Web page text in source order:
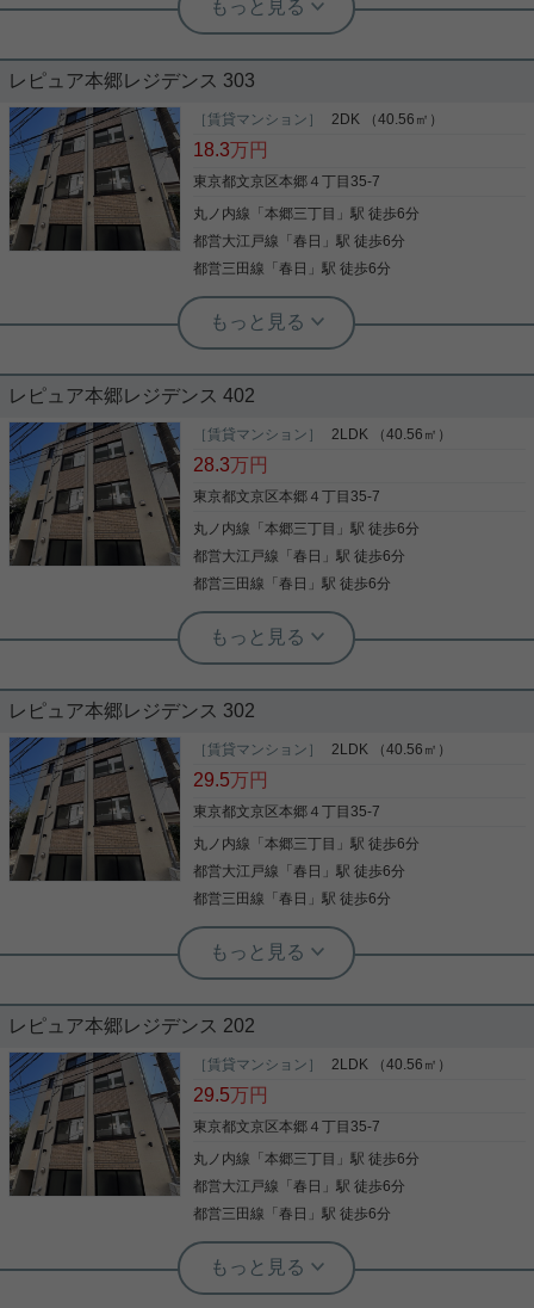
ます。
洗髪洗面化粧台 宅配ボックス 礼金不要
れているので、衣類や日用品の収納に重宝します。
共用部には宅配ボックスを設置しているため、家で
何時間も待機する必要がなくなります。室内設備は
浴室乾燥機・洗面化粧台など充実した設備を備え付
インターホンなどを備え付けているので安心して暮
らせます。こちらの物件でペットの飼育をご希望の
際は、事前にご相談ください。明るい照明付きのお
部屋だと、快適に暮らすことができます。文京区エ
リアでの新生活をご検討の方に、素敵な暮らしを当
社のスタッフが全力でサポートいたします。丸ノ内
線本郷三丁目付近の情報も満載です。
写真(9)
詳細を見る
レピュア本郷レジデンス 303
［賃貸マンション］ 2DK （40.56㎡）
18.3万円
東京都文京区本郷４丁目35-7
丸ノ内線 「本郷三丁目 」駅 徒歩6分
都営大江戸線 「春日 」駅 徒歩6分
都営三田線 「春日 」駅 徒歩6分
実用春日ホーム 西片店 ルームアドバイザー
洗髪洗面化粧台 宅配ボックス 礼金不要
などが揃っているので、快適に過ごしやすいお部屋
になります。2駅利用可能でアクセスの良いマンシ
ョンです。汚れを落としやすい、フローリング張り
のマンションです。賃料17.3万円の物件です。使い
で、快適に暮らしませんか？数多くの物件の中で
も、快適に過ごせる物件をご紹介しております。ご
要望や不明な点がございましたら、お気軽にご連絡
ください。
写真(9)
詳細を見る
レピュア本郷レジデンス 402
［賃貸マンション］ 2LDK （40.56㎡）
28.3万円
東京都文京区本郷４丁目35-7
丸ノ内線 「本郷三丁目 」駅 徒歩6分
都営大江戸線 「春日 」駅 徒歩6分
都営三田線 「春日 」駅 徒歩6分
実用春日ホーム 西片店 ルームアドバイザー
駅徒歩10分以内 3沿線以上利用可 洗髪
コンビニがあるのもポイント。室内設備はシステム
キッチン・照明付き・エアコンなど充実した設備を
備え付けています。リーズナブルな価格で敷金不要
という魅力的なマンションです。こちらは現在空家
家族での生活にもぴったりな2LDKで落ち着いた生
活。当社スタッフの豊富な経験から、住まい探しに
関するお問い合わせを受け付けております。お客様
のニーズにお応えできるよう努めて参りますので、
まずはお気軽にご連絡ください。
写真(9)
詳細を見る
レピュア本郷レジデンス 302
［賃貸マンション］ 2LDK （40.56㎡）
29.5万円
東京都文京区本郷４丁目35-7
丸ノ内線 「本郷三丁目 」駅 徒歩6分
都営大江戸線 「春日 」駅 徒歩6分
都営三田線 「春日 」駅 徒歩6分
実用春日ホーム 西片店 ルームアドバイザー
駅徒歩10分以内 3沿線以上利用可 洗髪
ァミリー向けのポイント、文京区立本郷小学校が徒
歩3分のところにあります。収納はクロゼット・シ
ューズWICなどが備え付けられているので、衣類や
日用品の収納に重宝します。不在時でも荷物の受け
スが付いております。室内設備は洗面化粧台・浴室
乾燥機など豊富に揃っており、過ごしやすいお部屋
になっております。交通の便の良さは、住まい探し
の大事な決め手です。丸ノ内線本郷三丁目周辺のお
部屋探しなら、当社へお気軽にご相談ください。
写真(9)
詳細を見る
レピュア本郷レジデンス 202
［賃貸マンション］ 2LDK （40.56㎡）
29.5万円
東京都文京区本郷４丁目35-7
丸ノ内線 「本郷三丁目 」駅 徒歩6分
都営大江戸線 「春日 」駅 徒歩6分
都営三田線 「春日 」駅 徒歩6分
実用春日ホーム 西片店 ルームアドバイザー
洗髪洗面化粧台 宅配ボックス 礼金不要